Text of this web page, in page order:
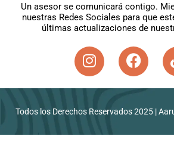
Un asesor se comunicará contigo.
nuestras Redes Sociales para que
últimas actualizaciones de
Todos los Derechos Reservados 2025 |